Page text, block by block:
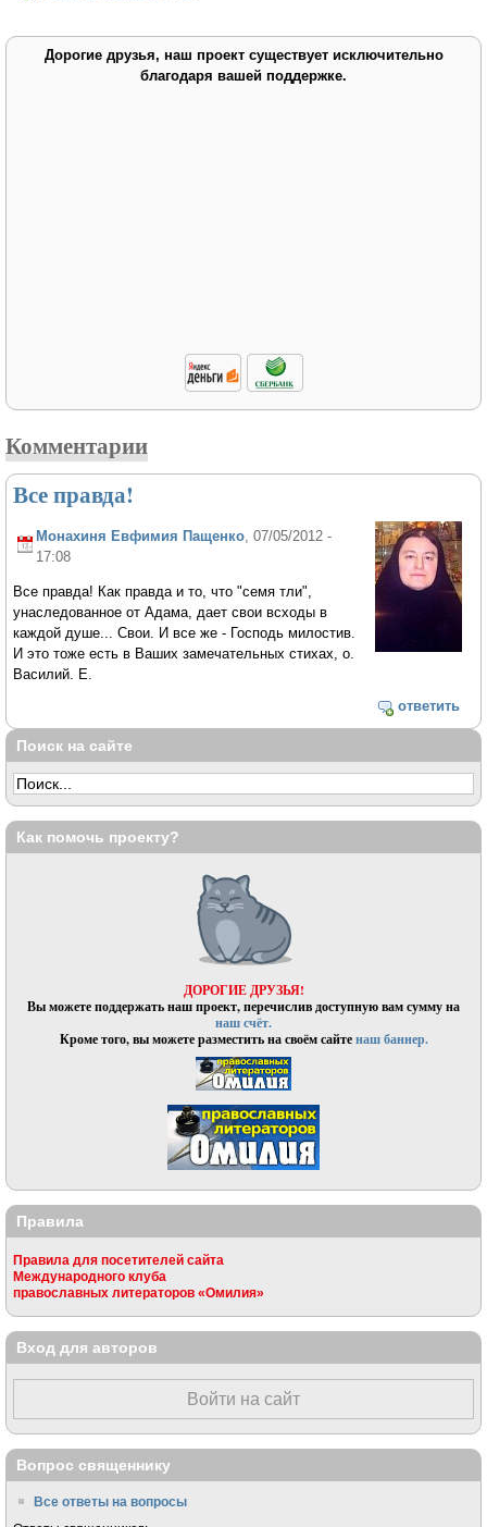
Дорогие друзья, наш проект существует исключительно
благодаря вашей поддержке.
Комментарии
Все правда!
Монахиня Евфимия Пащенко , 07/05/2012 -
17:08
Все правда! Как правда и то, что "семя тли",
унаследованное от Адама, дает свои всходы в
каждой душе... Свои. И все же - Господь милостив.
И это тоже есть в Ваших замечательных стихах, о.
Василий. Е.
ответить
Поиск на сайте
Как помочь проекту?
ДОРОГИЕ ДРУЗЬЯ!
Вы можете поддержать наш проект, перечислив доступную вам сумму на
наш счёт.
Кроме того, вы можете разместить на своём сайтенаш баннер.
Правила
Правила для посетителей сайта
Международного клуба
православных литераторов «Омилия»
Вход для авторов
Войти на сайт
Вопрос священнику
Все ответы на вопросы